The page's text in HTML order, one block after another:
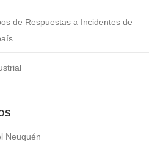
de Respuestas a Incidentes de
Neuquén